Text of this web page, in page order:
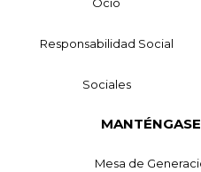
Ocio
Responsabilidad Social
Sociales
Mesa de